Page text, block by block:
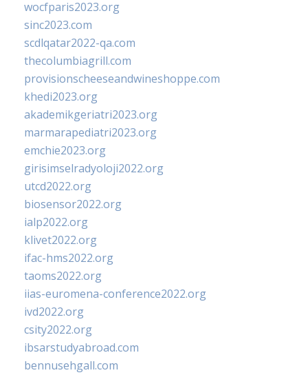
wocfparis2023.org
sinc2023.com
scdlqatar2022-qa.com
thecolumbiagrill.com
provisionscheeseandwineshoppe.com
khedi2023.org
akademikgeriatri2023.org
marmarapediatri2023.org
emchie2023.org
girisimselradyoloji2022.org
utcd2022.org
biosensor2022.org
ialp2022.org
klivet2022.org
ifac-hms2022.org
taoms2022.org
iias-euromena-conference2022.org
ivd2022.org
csity2022.org
ibsarstudyabroad.com
bennusehgall.com